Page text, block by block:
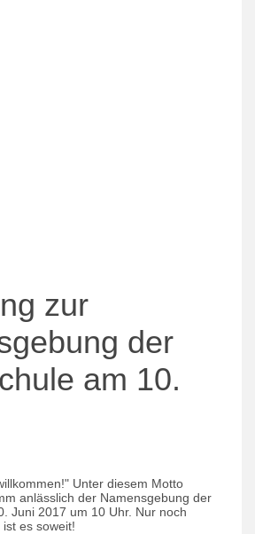
zur
der
am 10.
Unter diesem Motto
anlässlich der Namensgebung der
Juni 2017 um 10 Uhr. Nur noch
es soweit!